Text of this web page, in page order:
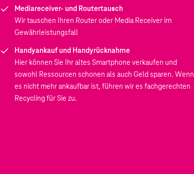
Mediareceiver- und Routertausch
Wir tauschen Ihren Router oder Media Receiver im
Gewährleistungsfall
Handyankauf und Handyrücknahme
Hier können Sie Ihr altes Smartphone verkaufen und
sowohl Ressourcen schonen als auch Geld sparen. Wenn
es nicht mehr ankaufbar ist, führen wir es fachgerechten
Recycling für Sie zu.